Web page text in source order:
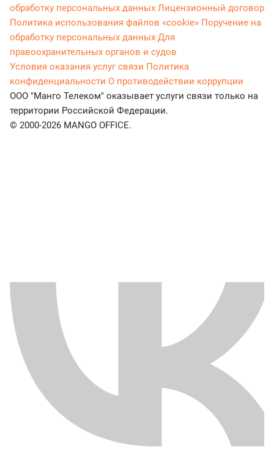
обработку персональных данных Лицензионный договор
Политика использования файлов «cookie» Поручение на
обработку персональных данных Для
правоохранительных органов и судов
Условия оказания услуг связи Политика
конфиденциальности О противодействии коррупции
ООО "Манго Телеком" оказывает услуги связи только на
территории Российской Федерации.
© 2000-2026 MANGO OFFICE.